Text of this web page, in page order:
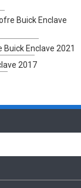
Buick Enclave
Buick Enclave 2021
2017